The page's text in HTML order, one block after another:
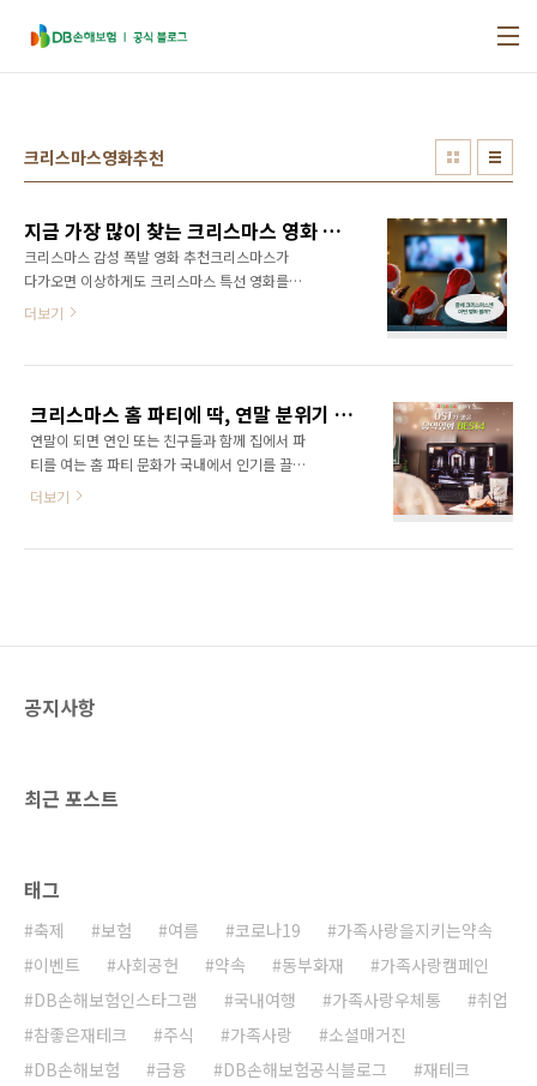
크리스마스영화추천
지금 가장 많이 찾는 크리스마스 영화 리스트
크리스마스 감성 폭발 영화 추천크리스마스가
다가오면 이상하게도 크리스마스 특선 영화를
찾게 됩니다.매년 같은 시기에 비슷한 이야기들
연말 공기와 추억을 불러오는 작은 의식 같은 존
재입니다.올해도 그 분위기를 더해줄 영화들과
함께 크리스마스를 맞이해보세요. 🎄✨ 가족과
함께, 포근한 감동이 필요한 순간🎄 아더 크리스
마스에 선물을 어떻게 전달하는지 상상해본 적
더보기
크리스마스 홈 파티에 딱, 연말 분위기 음악영화 추천
연말이 되면 연인 또는 친구들과 함께 집에서 파
티를 여는 홈 파티 문화가 국내에서 인기를 끌고
있습니다. 연말 홈 파티에서 빠질 수 없는 것이
도 다시 보게 되면 또 다른 점을 느낄 수 있습니
더보기
공지사항
최근 포스트
태그
축제 보험 여름 코로나19
가족사랑을지키는약속
이벤트
사회공헌 약속 동부화재
가족사랑캠페인
DB손해보험인스타그램
국내여행 가족사랑우체통
취업
참좋은재테크
주식 가족사랑
소셜매거진
DB손해보험
금융 DB손해보험공식블로그
재테크